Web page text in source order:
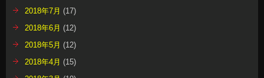
2018年7月 (17)
2018年6月 (12)
2018年5月 (12)
2018年4月 (15)